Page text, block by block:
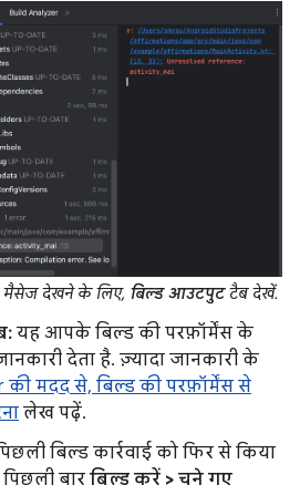
मैसेज देखने के लिए, बिल्ड आउटपुटटैब देखें.
यह आपके बिल्ड की परफ़ॉर्मेंस के
देता है. ज़्यादा जानकारी के
की मदद से, बिल्ड की परफ़ॉर्मेंस से
लेख पढ़ें.
बिल्ड कार्रवाई को फिर से किया
बार बिल्ड करें > चुने गए